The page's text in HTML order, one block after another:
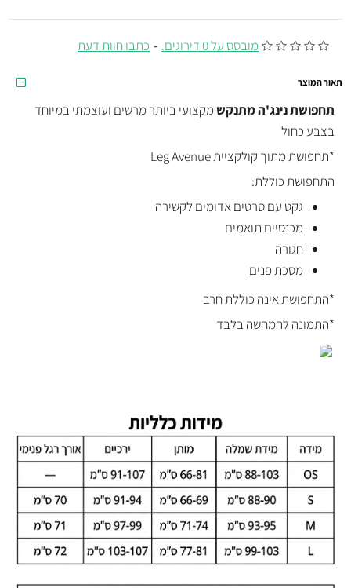
מובסס על 0 דירוגים. - כתבו חוות דעת
תאור המוצר
תחפושת נינג'ה מתנקשמקצועי ביותר מרשים ועוצמתי במיוחד
בצבע כחול
*תחפושת מתוך קולקציית Leg Avenue
התחפושת כוללת:
גקט עם סרטים אדומים לקשירה
מכנסיים תואמים
חגורה
מסכת פנים
*התחפושת אינה כוללת חרב
*התמונה להמחשה בלבד